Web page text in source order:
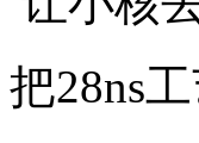
把28ns